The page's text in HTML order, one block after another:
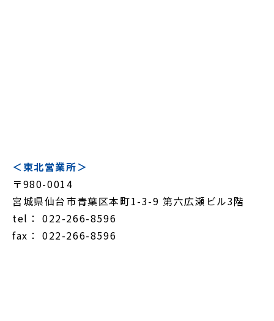
＜東北営業所＞
〒980-0014
宮城県仙台市青葉区本町1-3-9 第六広瀬ビル3階
tel： 022-266-8596
fax： 022-266-8596